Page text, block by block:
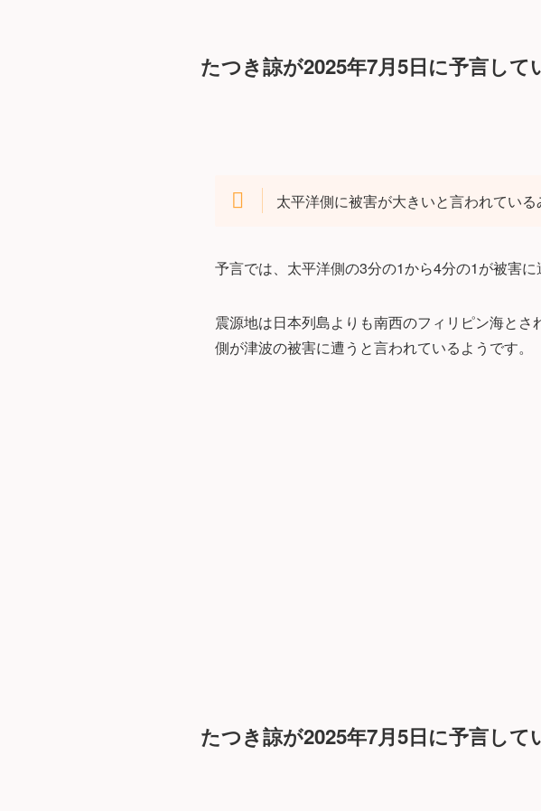
たつき諒が2025年7月5日に予言し
太平洋側に被害が大きいと言われている
予言では、太平洋側の3分の1から4分の1が被害に
震源地は日本列島よりも南西のフィリピン海と
側が津波の被害に遭うと言われているようです。
たつき諒が2025年7月5日に予言し